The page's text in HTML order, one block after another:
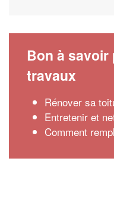
Bon à
travaux
Rénover sa
Entretenir et
Comment